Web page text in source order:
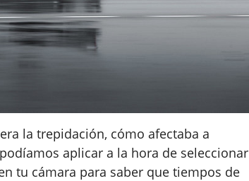
la trepidación, cómo afectaba a
aplicar a la hora de seleccionar
tu cámara para saber que tiempos de